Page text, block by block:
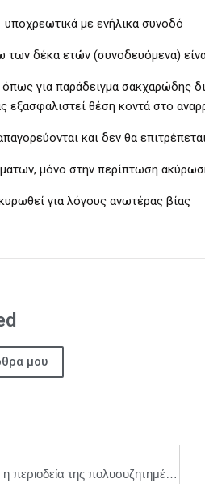
με ενήλικα συνοδό
των δέκα ετών (συνοδευόμενα)
για παράδειγμα σακχαρώδης
εξασφαλιστεί θέση κοντά στο
και δεν θα
μόνο στην περίπτωση
για λόγους ανωτέρας βίας
μου
Με διπλό sold out ξεκίνησε η περιοδεία της πολυσυζητημένης Μήδειας. Όρθιοι χειροκρότησαν οι θεατές την αποθεωτική επιστροφή της Καρυφυλλιάς Καραμπέτη στον εμβληματικό ρόλο